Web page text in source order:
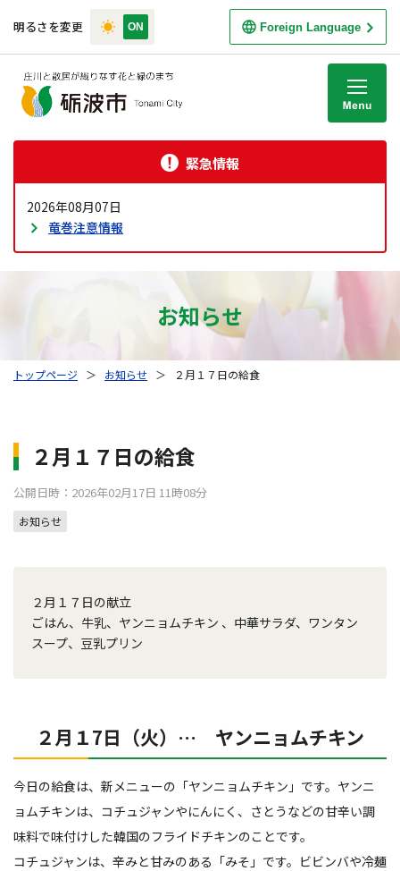
明るさを変更 Foreign Language
緊急情報
2026年08月07日
竜巻注意情報
お知らせ
トップページ ＞ お知らせ ＞ ２月１７日の給食
２月１７日の給食
公開日時：2026年02月17日 11時08分
お知らせ
２月１７日の献立
ごはん、牛乳、ヤンニョムチキン 、中華サラダ、ワンタン
スープ、豆乳プリン
２月１7日（火）… ヤンニョムチキン
今日の給食は、新メニューの「ヤンニョムチキン」です。ヤンニ
ョムチキンは、コチュジャンやにんにく、さとうなどの甘辛い調
味料で味付けした韓国のフライドチキンのことです。
コチュジャンは、辛みと甘みのある「みそ」です。ビビンバや冷麺